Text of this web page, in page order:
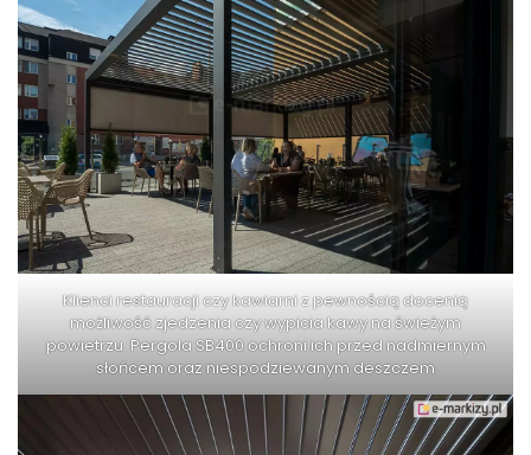
Klienci restauracji czy kawiarni z pewnością docenią
możliwość zjedzenia czy wypicia kawy na świeżym
powietrzu. Pergola SB400 ochroni ich przed nadmiernym
słońcem oraz niespodziewanym deszczem